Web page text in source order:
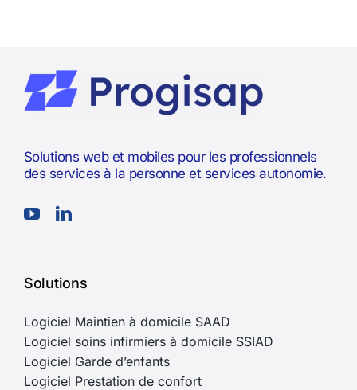
Solutions web et mobiles pour les professionnels
des services à la personne et services autonomie.
Solutions
Logiciel Maintien à domicile SAAD
Logiciel soins infirmiers à domicile SSIAD
Logiciel Garde d’enfants
Logiciel Prestation de confort